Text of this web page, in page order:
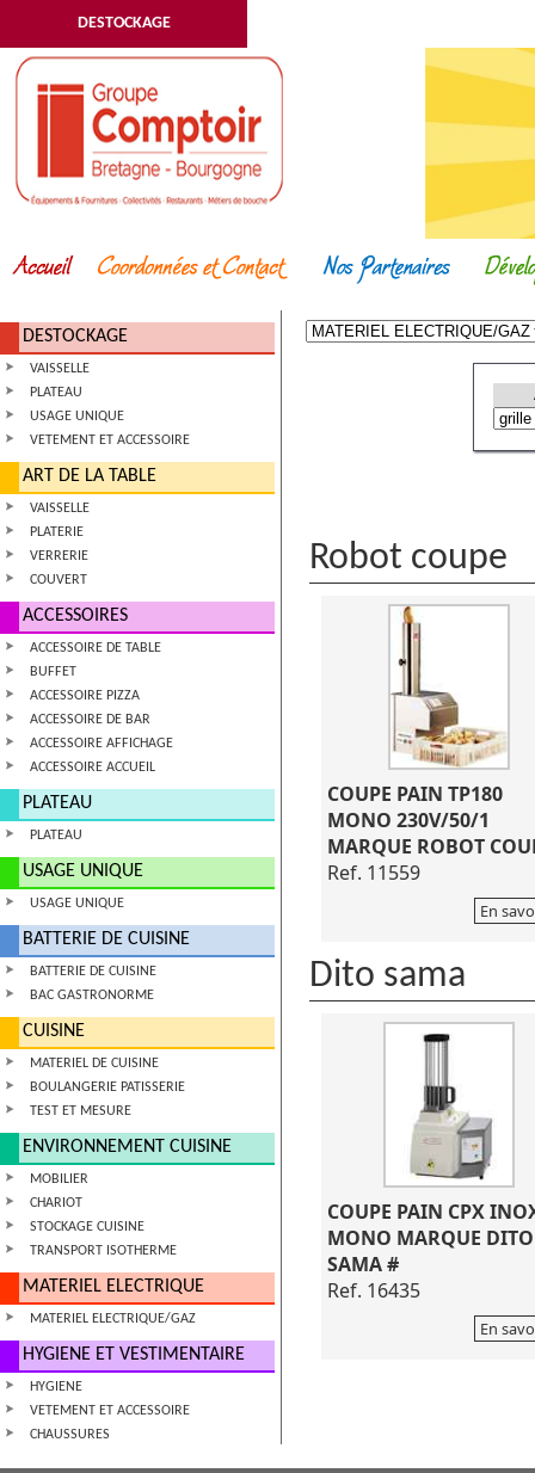
DESTOCKAGE
DESTOCKAGE
VAISSELLE
PLATEAU
USAGE UNIQUE
VETEMENT ET ACCESSOIRE
ART DE LA TABLE
VAISSELLE
PLATERIE
VERRERIE
COUVERT
ACCESSOIRES
ACCESSOIRE DE TABLE
BUFFET
ACCESSOIRE PIZZA
ACCESSOIRE DE BAR
ACCESSOIRE AFFICHAGE
ACCESSOIRE ACCUEIL
PLATEAU
PLATEAU
USAGE UNIQUE
USAGE UNIQUE
BATTERIE DE CUISINE
BATTERIE DE CUISINE
BAC GASTRONORME
CUISINE
MATERIEL DE CUISINE
BOULANGERIE PATISSERIE
TEST ET MESURE
ENVIRONNEMENT CUISINE
MOBILIER
CHARIOT
STOCKAGE CUISINE
TRANSPORT ISOTHERME
MATERIEL ELECTRIQUE
MATERIEL ELECTRIQUE/GAZ
HYGIENE ET VESTIMENTAIRE
HYGIENE
VETEMENT ET ACCESSOIRE
CHAUSSURES
Robot coupe
COUPE PAIN TP180
MONO 230V/50/1
MARQUE ROBOT
Ref. 11559
En
Dito sama
COUPE PAIN CPX
MONO MARQUE DITO
SAMA #
Ref. 16435
En